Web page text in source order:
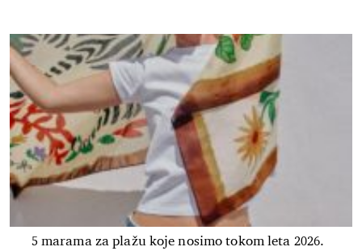
5 marama za plažu koje nosimo tokom leta 2026.